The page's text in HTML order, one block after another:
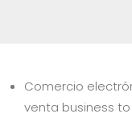
Comercio
venta business